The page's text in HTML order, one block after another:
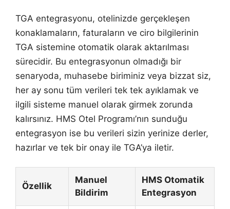
TGA entegrasyonu, otelinizde gerçekleşen
konaklamaların, faturaların ve ciro bilgilerinin
TGA sistemine otomatik olarak aktarılması
sürecidir. Bu entegrasyonun olmadığı bir
senaryoda, muhasebe biriminiz veya bizzat siz,
her ay sonu tüm verileri tek tek ayıklamak ve
ilgili sisteme manuel olarak girmek zorunda
kalırsınız. HMS Otel Programı’nın sunduğu
entegrasyon ise bu verileri sizin yerinize derler,
hazırlar ve tek bir onay ile TGA’ya iletir.
Özellik
Manuel
Bildirim
HMS Otomatik
Entegrasyon